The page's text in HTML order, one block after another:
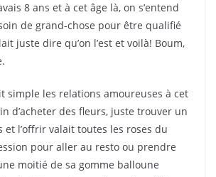
8 ans et à cet âge là, on s’entend
de grand-chose pour être qualifié
juste dire qu’on l’est et voilà! Boum,
simple les relations amoureuses à cet
d’acheter des fleurs, juste trouver un
et l’offrir valait toutes les roses du
pour aller au resto ou prendre
moitié de sa gomme balloune